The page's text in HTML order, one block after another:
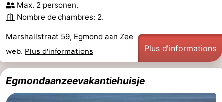
Max. 2 personen.
Nombre de chambres: 2.
Marshallstraat 59, Egmond aan Zee
web. Plus d'informations Plus d'informations
Egmondaanzeevakantiehuisje